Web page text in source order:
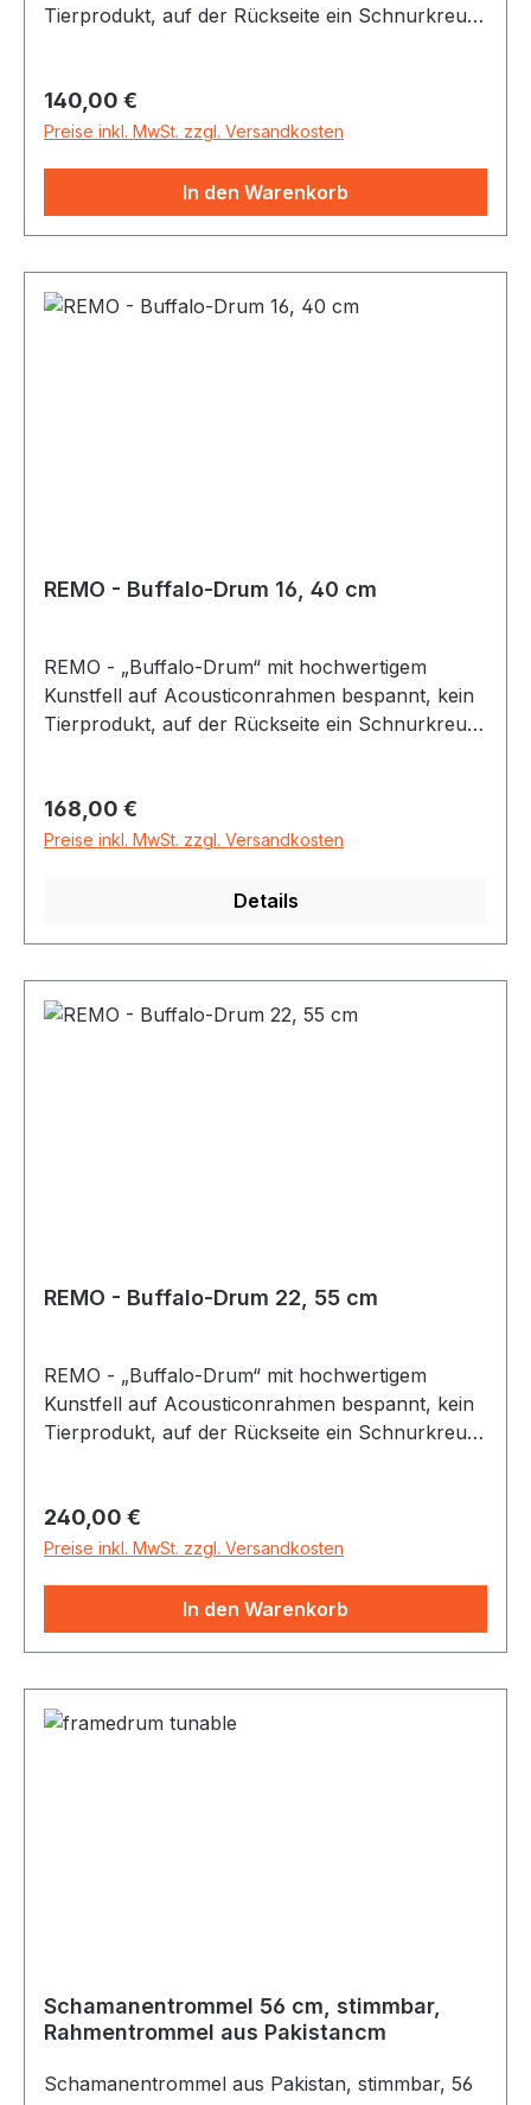
Tierprodukt, auf der Rückseite ein Schnurkreuz
Wetter im Freien.
Regulärer Preis:
140,00 €
Preise inkl. MwSt. zzgl. Versandkosten
In den Warenkorb
REMO - Buffalo-Drum 16, 40 cm
REMO - „Buffalo-Drum“ mit hochwertigem
Kunstfell auf Acousticonrahmen bespannt, kein
Tierprodukt, auf der Rückseite ein Schnurkreuz
Wetter im Freien.
Regulärer Preis:
168,00 €
Preise inkl. MwSt. zzgl. Versandkosten
Details
REMO - Buffalo-Drum 22, 55 cm
REMO - „Buffalo-Drum“ mit hochwertigem
Kunstfell auf Acousticonrahmen bespannt, kein
Tierprodukt, auf der Rückseite ein Schnurkreuz
Wetter im Freien. Vergleich unterschiedlicher
Buffalo Drums hier: Soundtest dieser
Regulärer Preis:
240,00 €
Preise inkl. MwSt. zzgl. Versandkosten
In den Warenkorb
Schamanentrommel 56 cm, stimmbar,
Rahmentrommel aus Pakistancm
Schamanentrommel aus Pakistan, stimmbar, 56